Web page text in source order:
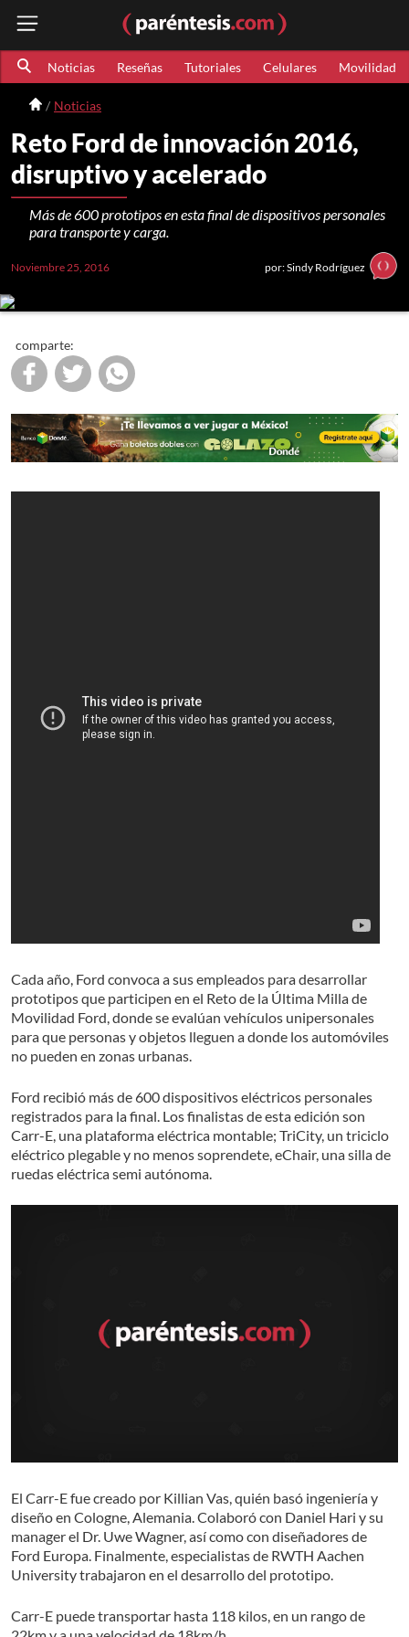
Noticias Reseñas Tutoriales Celulares Movilidad
Noticias
Reto Ford de innovación 2016,
disruptivo y acelerado
Más de 600 prototipos en esta final de dispositivos personales
para transporte y carga.
Noviembre 25, 2016 por: Sindy Rodríguez
comparte:
Cada año, Ford convoca a sus empleados para desarrollar
prototipos que participen en el Reto de la Última Milla de
Movilidad Ford, donde se evalúan vehículos unipersonales
para que personas y objetos lleguen a donde los automóviles
no pueden en zonas urbanas.
Ford recibió más de 600 dispositivos eléctricos personales
registrados para la final. Los finalistas de esta edición son
Carr-E, una plataforma eléctrica montable; TriCity, un triciclo
eléctrico plegable y no menos soprendete, eChair, una silla de
ruedas eléctrica semi autónoma.
El Carr-E fue creado por Killian Vas, quién basó ingeniería y
diseño en Cologne, Alemania. Colaboró con Daniel Hari y su
manager el Dr. Uwe Wagner, así como con diseñadores de
Ford Europa. Finalmente, especialistas de RWTH Aachen
University trabajaron en el desarrollo del prototipo.
Carr-E puede transportar hasta 118 kilos, en un rango de